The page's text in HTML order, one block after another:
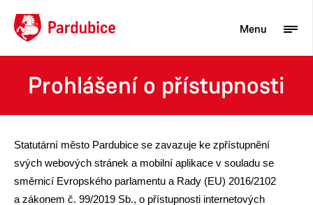
Turista
Občan
Podnikatel
Prohlášení o přístupnosti
Statutární město Pardubice se zavazuje ke zpřístupnění
svých webových stránek a mobilní aplikace v souladu se
směrnicí Evropského parlamentu a Rady (EU) 2016/2102
a zákonem č. 99/2019 Sb., o přístupnosti internetových
Menu